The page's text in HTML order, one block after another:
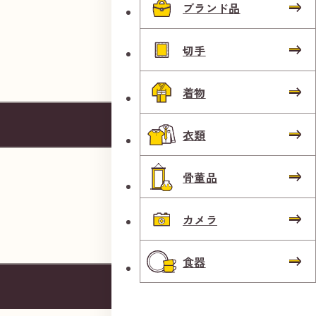
タ
イ
ム
パ
ク
ブランド品
切手
着物
衣類
骨董品
カメラ
食器